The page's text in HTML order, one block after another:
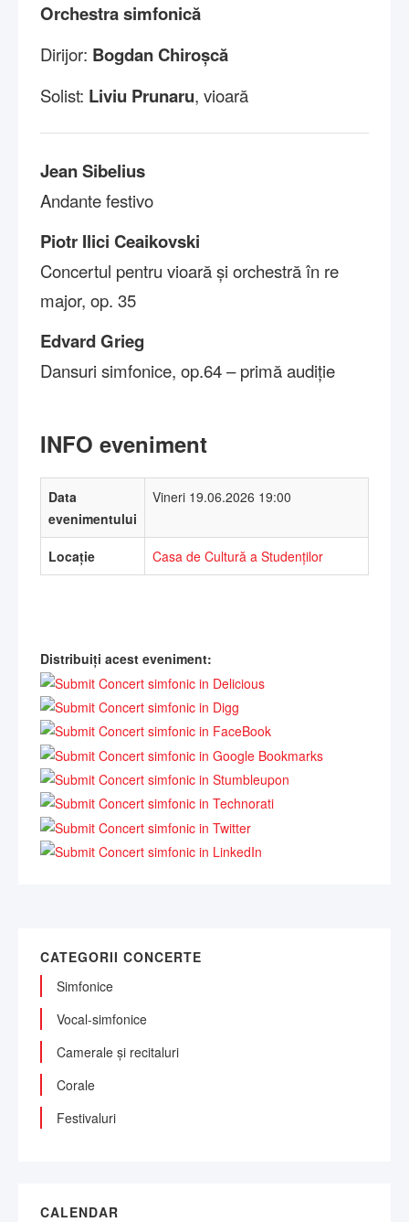
Orchestra simfonică
Dirijor: Bogdan Chiroșcă
Solist: Liviu Prunaru, vioară
Jean Sibelius
Andante festivo
Piotr Ilici Ceaikovski
Concertul pentru vioară și orchestră în re
major, op. 35
Edvard Grieg
Dansuri simfonice, op.64 – primă audiție
INFO eveniment
Data
evenimentului
Vineri 19.06.2026 19:00
Locație Casa de Cultură a Studenților
Distribuiți acest eveniment:
CATEGORII CONCERTE
Simfonice
Vocal-simfonice
Camerale și recitaluri
Corale
Festivaluri
CALENDAR